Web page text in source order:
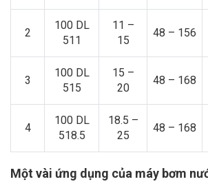
2
100 DL
511
11 –
15
48 – 156
3
100 DL
515
15 –
20
48 – 168
4
100 DL
518.5
18.5 –
25
48 – 168
Một vài ứng dụng của máy bơm